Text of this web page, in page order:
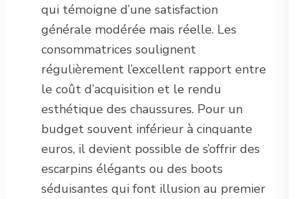
qui témoigne d’une satisfaction
générale modérée mais réelle. Les
consommatrices soulignent
régulièrement l’excellent rapport entre
le coût d’acquisition et le rendu
esthétique des chaussures. Pour un
budget souvent inférieur à cinquante
euros, il devient possible de s’offrir des
escarpins élégants ou des boots
séduisantes qui font illusion au premier